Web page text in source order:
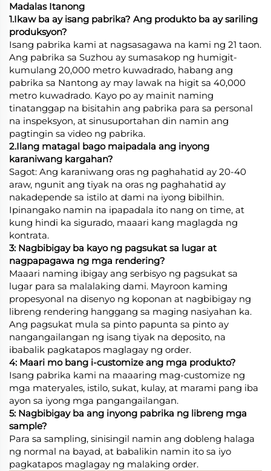
Madalas Itanong
1.Ikaw ba ay isang pabrika? Ang produkto ba ay sariling
produksyon?
Isang pabrika kami at nagsasagawa na kami ng 21 taon.
Ang pabrika sa Suzhou ay sumasakop ng humigit-
kumulang 20,000 metro kuwadrado, habang ang
pabrika sa Nantong ay may lawak na higit sa 40,000
metro kuwadrado. Kayo po ay mainit naming
tinatanggap na bisitahin ang pabrika para sa personal
na inspeksyon, at sinusuportahan din namin ang
pagtingin sa video ng pabrika.
2.Ilang matagal bago maipadala ang inyong
karaniwang kargahan?
Sagot: Ang karaniwang oras ng paghahatid ay 20-40
araw, ngunit ang tiyak na oras ng paghahatid ay
nakadepende sa istilo at dami na iyong bibilhin.
Ipinangako namin na ipapadala ito nang on time, at
kung hindi ka sigurado, maaari kang maglagda ng
kontrata.
3: Nagbibigay ba kayo ng pagsukat sa lugar at
nagpapagawa ng mga rendering?
Maaari naming ibigay ang serbisyo ng pagsukat sa
lugar para sa malalaking dami. Mayroon kaming
propesyonal na disenyo ng koponan at nagbibigay ng
libreng rendering hanggang sa maging nasiyahan ka.
Ang pagsukat mula sa pinto papunta sa pinto ay
nangangailangan ng isang tiyak na deposito, na
ibabalik pagkatapos maglagay ng order.
4: Maari mo bang i-customize ang mga produkto?
Isang pabrika kami na maaaring mag-customize ng
mga materyales, istilo, sukat, kulay, at marami pang iba
ayon sa iyong mga pangangailangan.
5: Nagbibigay ba ang inyong pabrika ng libreng mga
sample?
Para sa sampling, sinisingil namin ang dobleng halaga
ng normal na bayad, at babalikin namin ito sa iyo
pagkatapos maglagay ng malaking order.